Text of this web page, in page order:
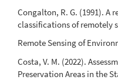
Congalton, R. G. (1991). A
classifications of remotely
Remote Sensing of
Costa, V. M. (2022).
Preservation Areas in the